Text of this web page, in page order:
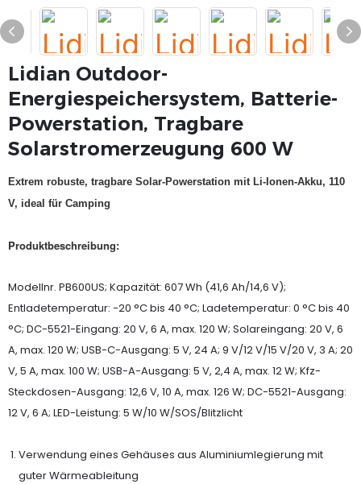
Lidian Outdoor-
Energiespeichersystem, Batterie-
Powerstation, Tragbare
Solarstromerzeugung 600 W
Extrem robuste, tragbare Solar-Powerstation mit Li-Ionen-Akku, 110
V, ideal für Camping
Produktbeschreibung:
Modellnr. PB600US; Kapazität: 607 Wh (41,6 Ah/14,6 V);
Entladetemperatur: -20 °C bis 40 °C; Ladetemperatur: 0 °C bis 40
°C; DC-5521-Eingang: 20 V, 6 A, max. 120 W; Solareingang: 20 V, 6
A, max. 120 W; USB-C-Ausgang: 5 V, 24 A; 9 V/12 V/15 V/20 V, 3 A; 20
V, 5 A, max. 100 W; USB-A-Ausgang: 5 V, 2,4 A, max. 12 W; Kfz-
Steckdosen-Ausgang: 12,6 V, 10 A, max. 126 W; DC-5521-Ausgang:
12 V, 6 A; LED-Leistung: 5 W/10 W/SOS/Blitzlicht
Verwendung eines Gehäuses aus Aluminiumlegierung mit
guter Wärmeableitung